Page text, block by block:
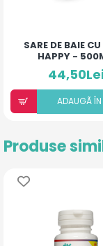
SARE DE BAIE
HAPPY -
ADAUGÃ
Produse